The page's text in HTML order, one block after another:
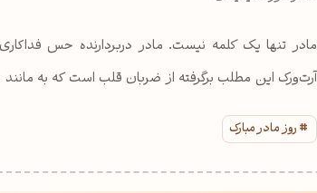
مادر تنها یک کلمه نیست. مادر دربردارنده حس
شده است.
روز مادر مبارک